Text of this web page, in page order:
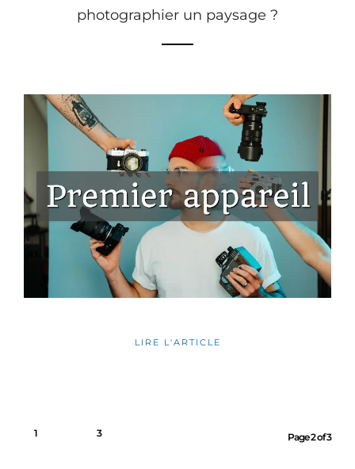
photographier un paysage ?
LIRE L'ARTICLE
1 3 Page 2 of 3